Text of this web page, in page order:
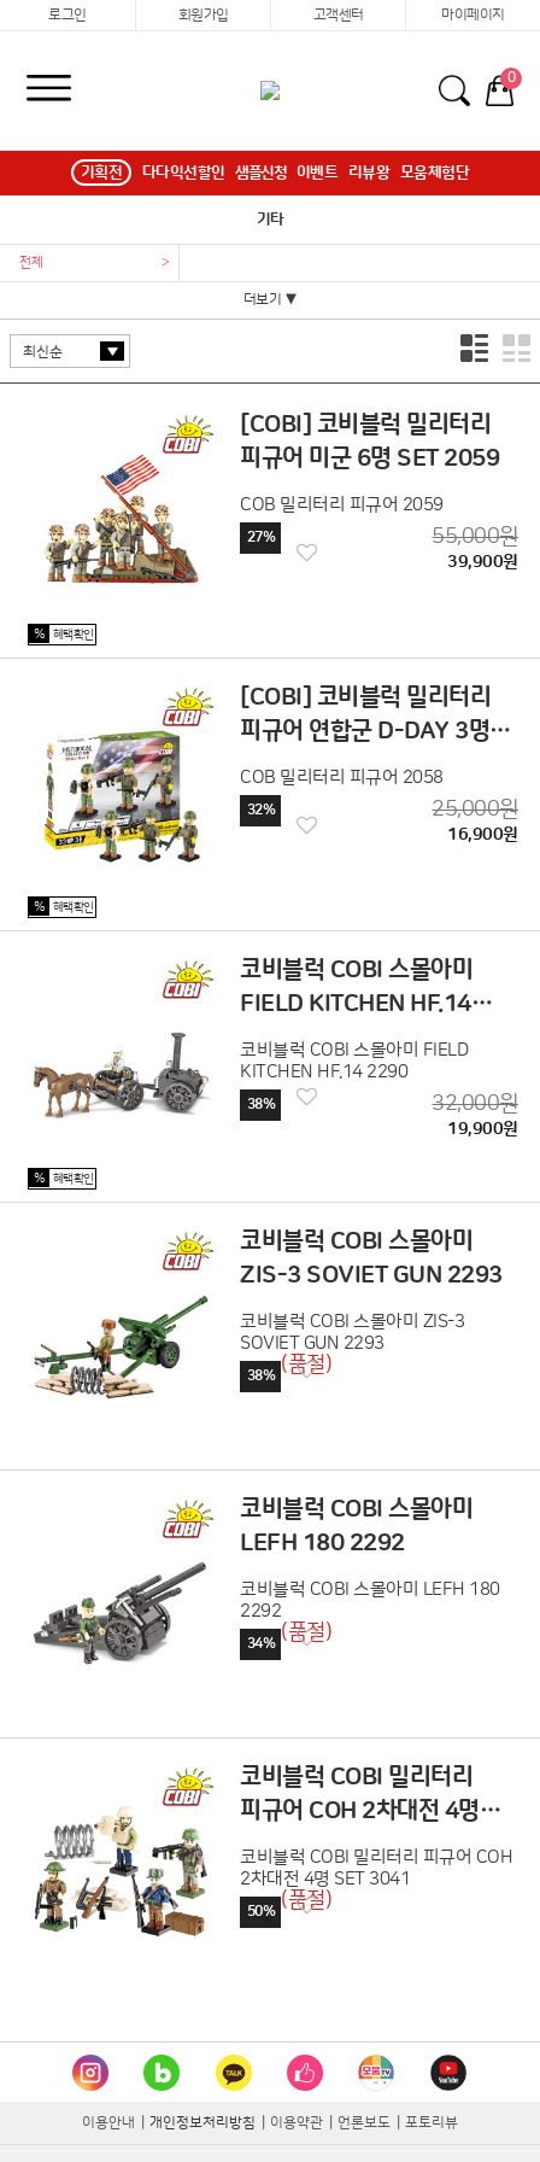
로그인 회원가입 고객센터 마이페이지
0
기획전 다다익선할인 샘플신청 이벤트 리뷰왕 모움체험단
기타
전체 >
더보기 ▼
[COBI] 코비블럭 밀리터리
피규어 미군 6명 SET 2059
COB 밀리터리 피규어 2059
27% 55,000원
39,900원
% 혜택확인
[COBI] 코비블럭 밀리터리
피규어 연합군 D-DAY 3명
2058
COB 밀리터리 피규어 2058
32% 25,000원
16,900원
% 혜택확인
코비블럭 COBI 스몰아미
FIELD KITCHEN HF.14
2290
코비블럭 COBI 스몰아미 FIELD
KITCHEN HF.14 2290
38% 32,000원
19,900원
% 혜택확인
코비블럭 COBI 스몰아미
ZIS-3 SOVIET GUN 2293
코비블럭 COBI 스몰아미 ZIS-3
SOVIET GUN 2293
38% (품절)
코비블럭 COBI 스몰아미
LEFH 180 2292
코비블럭 COBI 스몰아미 LEFH 180
2292
34% (품절)
코비블럭 COBI 밀리터리
피규어 COH 2차대전 4명
SET 3041
코비블럭 COBI 밀리터리 피규어 COH
2차대전 4명 SET 3041
50% (품절)
이용안내 개인정보처리방침 이용약관 언론보도 포토리뷰